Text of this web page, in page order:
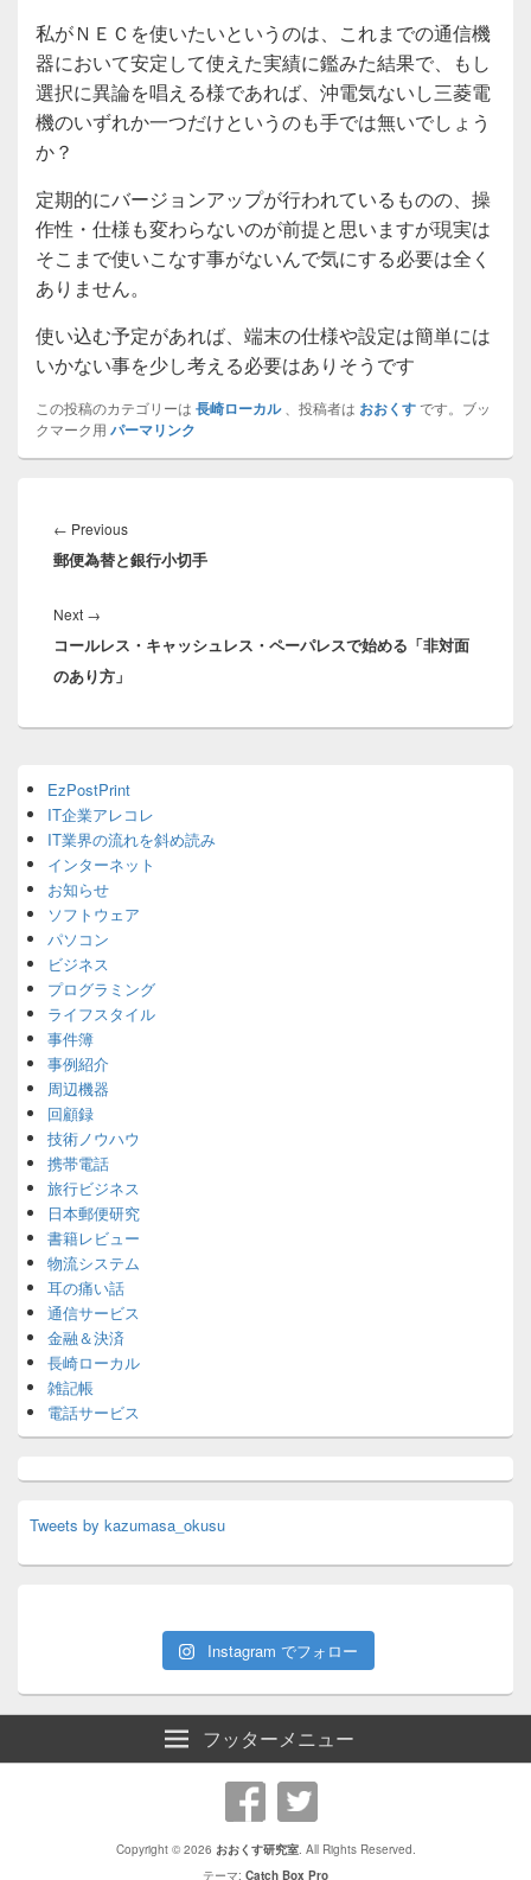
私がＮＥＣを使いたいというのは、これまでの通信機
器において安定して使えた実績に鑑みた結果で、もし
選択に異論を唱える様であれば、沖電気ないし三菱電
機のいずれか一つだけというのも手では無いでしょう
か？
定期的にバージョンアップが行われているものの、操
作性・仕様も変わらないのが前提と思いますが現実は
そこまで使いこなす事がないんで気にする必要は全く
ありません。
使い込む予定があれば、端末の仕様や設定は簡単には
いかない事を少し考える必要はありそうです
この投稿のカテゴリーは 長崎ローカル、投稿者は おおくすです。ブッ
クマーク用 パーマリンク
稿
ナ
ゲ
シ
ョ
← PreviousPrevious
post:
郵便為替と銀行小切手
Next →
post:
コールレス・キャッシュレス・ペーパレスで始める「非対面
のあり方」
Sidebar
Widget
Area
EzPostPrint
IT企業アレコレ
IT業界の流れを斜め読み
インターネット
お知らせ
ソフトウェア
パソコン
ビジネス
プログラミング
ライフスタイル
事件簿
事例紹介
周辺機器
回顧録
技術ノウハウ
携帯電話
旅行ビジネス
日本郵便研究
書籍レビュー
物流システム
耳の痛い話
通信サービス
金融＆決済
長崎ローカル
雑記帳
電話サービス
Tweets by kazumasa_okusu
Instagram でフォロー
フッターメニュー
Copyright © 2026 おおくす研究室. All Rights Reserved.
テーマ: Catch Box Pro